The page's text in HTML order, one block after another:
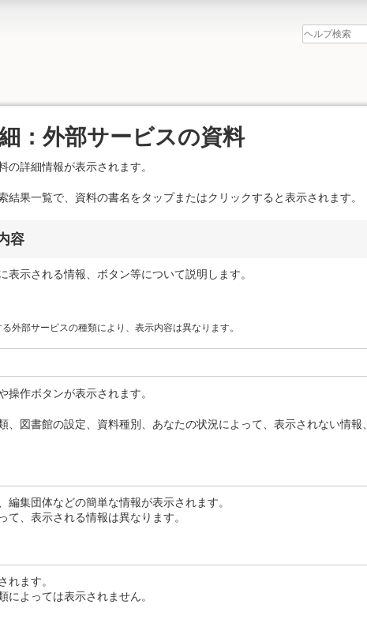
：外部サービスの資料
の詳細情報が表示されます。
結果一覧で、資料の書名をタップまたはクリックすると表示されます。
容
表示される情報、ボタン等について説明します。
外部サービスの種類により、表示内容は異なります。
操作ボタンが表示されます。
、図書館の設定、資料種別、あなたの状況によって、表示されない情報
編集団体などの簡単な情報が表示されます。
て、表示される情報は異なります。
れます。
によっては表示されません。